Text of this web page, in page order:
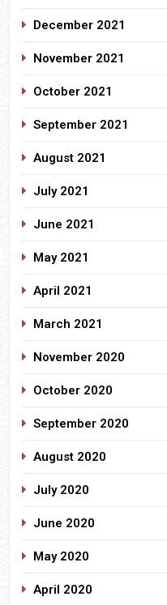
December 2021
November 2021
October 2021
September 2021
August 2021
July 2021
June 2021
May 2021
April 2021
March 2021
November 2020
October 2020
September 2020
August 2020
July 2020
June 2020
May 2020
April 2020